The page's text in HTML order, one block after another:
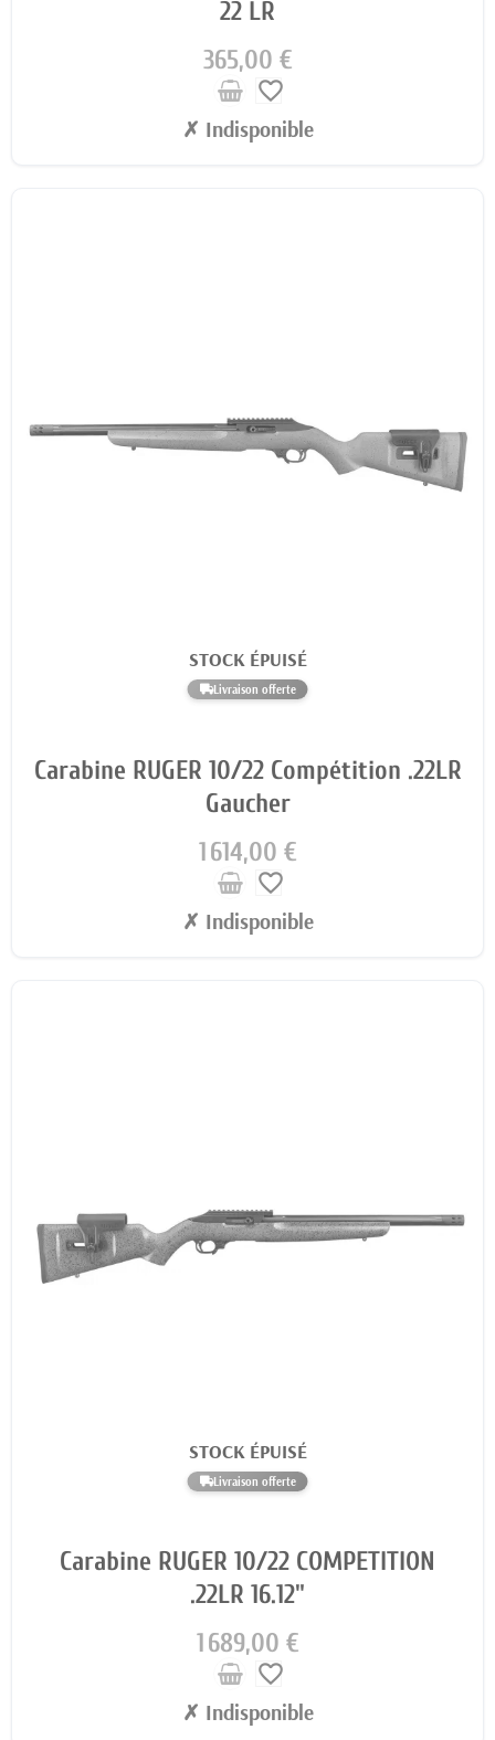
22 LR
365,00 €
favorite_border
✗ Indisponible
STOCK ÉPUISÉ
Livraison offerte
Carabine RUGER 10/22 Compétition .22LR
Gaucher
1 614,00 €
favorite_border
✗ Indisponible
STOCK ÉPUISÉ
Livraison offerte
Carabine RUGER 10/22 COMPETITION
.22LR 16.12"
1 689,00 €
favorite_border
✗ Indisponible